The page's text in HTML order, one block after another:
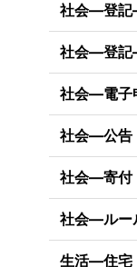
社会―登記
社会―登記
社会―電子
社会―公告
社会―寄付
社会―ルー
生活―住宅